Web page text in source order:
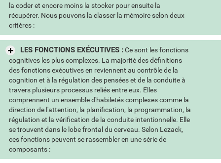
la coder et encore moins la stocker pour ensuite la
récupérer. Nous pouvons la classer la mémoire selon deux
critères :
LES FONCTIONS EXÉCUTIVES :Ce sont les fonctions
cognitives les plus complexes. La majorité des définitions
des fonctions exécutives en reviennent au contrôle de la
cognition et à la régulation des pensées et de la conduite à
travers plusieurs processus reliés entre eux. Elles
comprennent un ensemble d'habiletés complexes comme la
direction de l'attention, la planification, la programmation, la
régulation et la vérification de la conduite intentionnelle. Elle
se trouvent dans le lobe frontal du cerveau. Selon Lezack,
ces fonctions peuvent se rassembler en une série de
composants :